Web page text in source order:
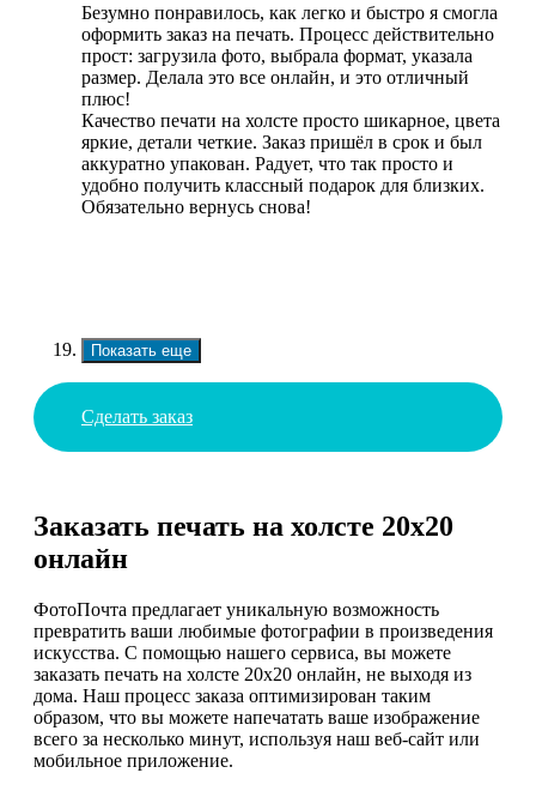
Безумно понравилось, как легко и быстро я смогла
оформить заказ на печать. Процесс действительно
прост: загрузила фото, выбрала формат, указала
размер. Делала это все онлайн, и это отличный
плюс!
Качество печати на холсте просто шикарное, цвета
яркие, детали четкие. Заказ пришёл в срок и был
аккуратно упакован. Радует, что так просто и
удобно получить классный подарок для близких.
Обязательно вернусь снова!
Показать еще
Сделать заказ
Заказать печать на холсте 20х20
онлайн
ФотоПочта предлагает уникальную возможность
превратить ваши любимые фотографии в произведения
искусства. С помощью нашего сервиса, вы можете
заказать печать на холсте 20х20 онлайн, не выходя из
дома. Наш процесс заказа оптимизирован таким
образом, что вы можете напечатать ваше изображение
всего за несколько минут, используя наш веб-сайт или
мобильное приложение.